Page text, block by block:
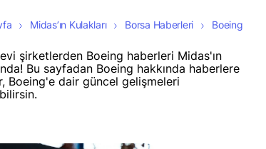
Midas’ın Kulakları Borsa Haberleri Boeing
şirketlerden Boeing haberleri Midas'ın
Bu sayfadan Boeing hakkında haberlere
Boeing'e dair güncel gelişmeleri